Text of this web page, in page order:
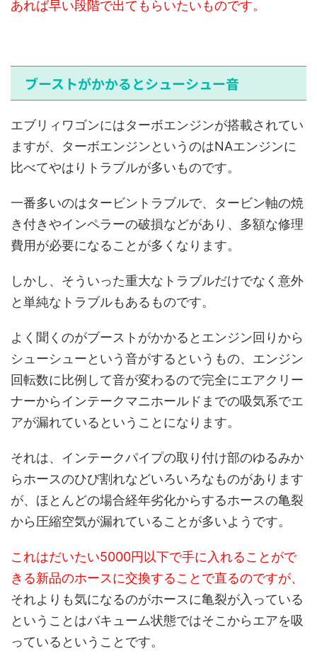
あれば早い段階で出てもらいたいものです。
ブーストがかかるとシューシュー音
エブリィワゴンにはターボエンジンが搭載されてい
ますが、ターボエンジンというのはNAエンジンに
比べてやはりトラブルが多いものです。
一番多いのはタービントラブルで、タービン軸の焼
き付きやインペラーの破損などがあり、多額な修理
費用が必要になることが多くなります。
しかし、そういった重大なトラブルだけでなく意外
と単純なトラブルもあるものです。
よく聞くのがブーストがかかるとエンジン回りから
シューシューという音がするというもの、エンジン
回転数に比例して音が変わるので完全にエアクリー
ナーからインテークマニホールドまでの吸気系でエ
アが漏れているということになります。
それは、インテークパイプの取り付け部のゆるみか
らホースのひび割れなどいろいろなものがあります
が、ほとんどの場合経年劣化からするホースの亀裂
から圧縮空気が漏れていることが多いようです。
これはだいたい5000円以下で手に入れることがで
きる新品のホースに交換することで直るのですが、
それよりも気になるのがホースに亀裂が入っている
ということはバキューム状態ではそこからエアを吸
っているということです。